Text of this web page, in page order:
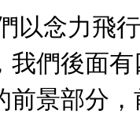
念力飛
我們後面
前景部分